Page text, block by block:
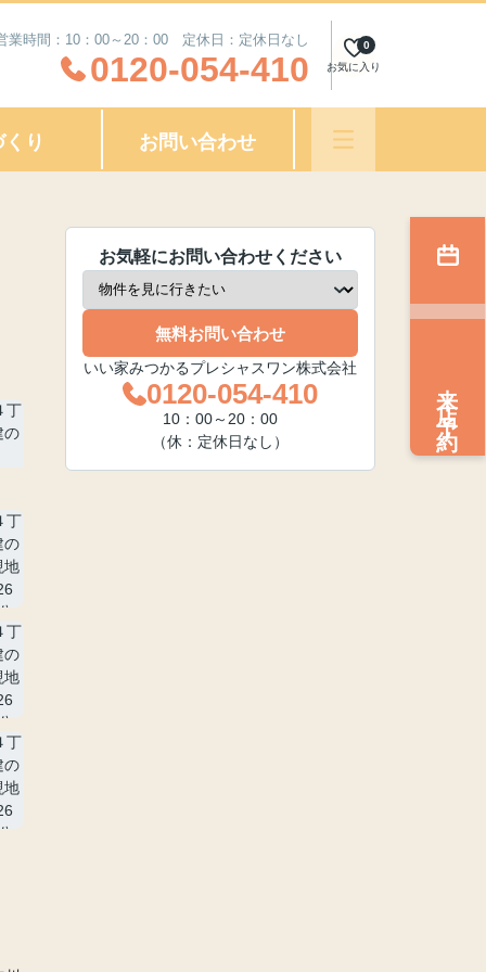
業時間：10：00～20：00 定休日：定休日なし
0120-054-410 お気に入り
0
り お問い合わせ
お気軽にお問い合わせください
無料お問い合わせ
いい家みつかるプレシャスワン株式会社
0120-054-410
10：00～20：00
（休：定休日なし）
来店予約